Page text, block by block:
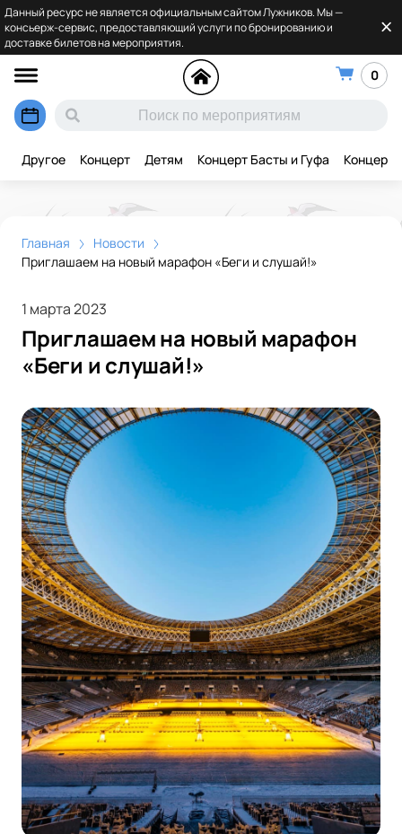
Данный ресурс не является официальным сайтом Лужников. Мы —
консьерж-сервис, предоставляющий услуги по бронированию и
доставке билетов на мероприятия.
0
Другое Концерт Детям Концерт Басты и Гуфа Концерт
Главная
Новости
Приглашаем на новый марафон «Беги и слушай!»
1 марта 2023
Приглашаем на новый марафон
«Беги и слушай!»